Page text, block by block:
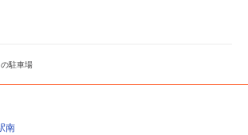
駐車場
南